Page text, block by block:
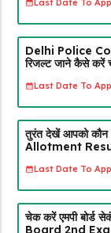
Last Date To
Delhi Police
रिजल्ट जाने कैसे करें
Last Date To
तुरंत देखें आपको
Allotment
Last Date To
चेक करें एमपी बोर्ड
Board 2nd